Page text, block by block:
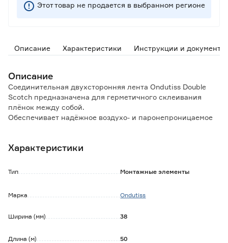
Этот товар не продается в выбранном регионе
Описание Характеристики Инструкции и документы
Описание
Соединительная двухсторонняя лента Ondutiss Double
Scotch предназначена для герметичного склеивания
плёнок между собой.
Обеспечивает надёжное воздухо- и паронепроницаемое
Применяется при температуре от -7°C до +30°C.
Характеристики
Тип Монтажные элементы
Марка Ondutiss
Ширина (мм) 38
Длина (м) 50